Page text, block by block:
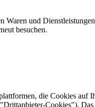
und
besuchen.
die Cookies auf
Cookies").